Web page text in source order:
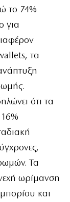
το 74%
για
τα
ότι τα
Τα
ωρίμανση
και